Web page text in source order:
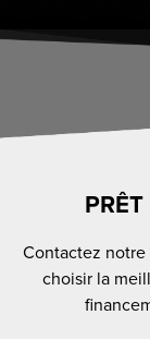
Contactez
choisir la